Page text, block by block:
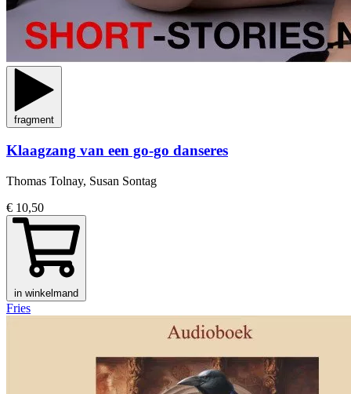
fragment
Klaagzang van een go-go danseres
Thomas Tolnay, Susan Sontag
€ 10,50
in winkelmand
Fries